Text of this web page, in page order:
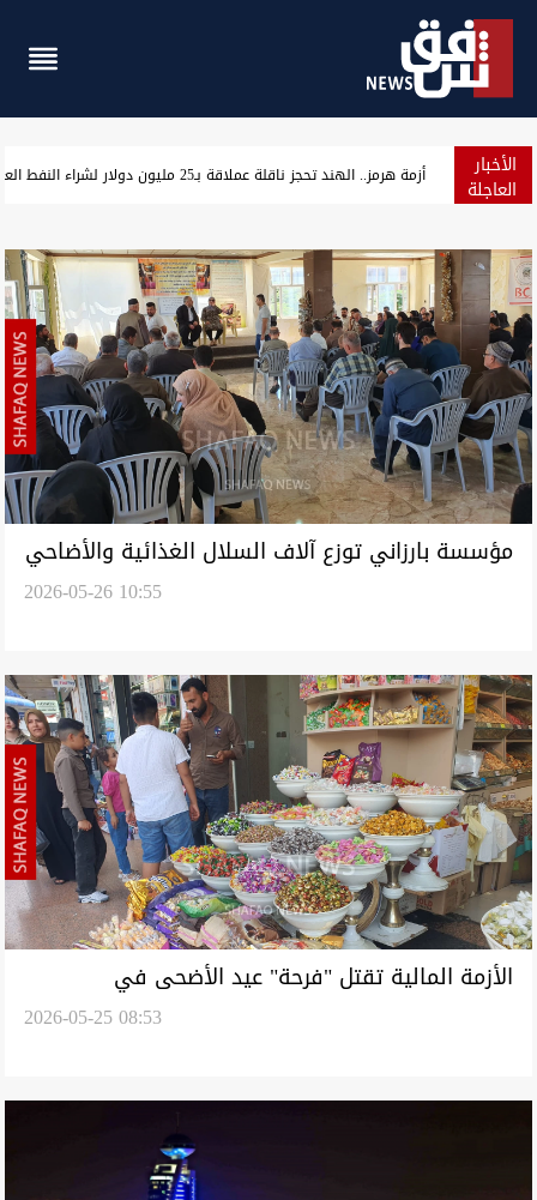
الأخبار
العاجلة مسؤول سوري: التعاون النفطي مع العراق يخفف أزمة الطاقة ويمهد
مؤسسة بارزاني توزع آلاف السلال الغذائية والأضاحي
2026-05-26 10:55
الأزمة المالية تقتل "فرحة" عيد الأضحى في
2026-05-25 08:53